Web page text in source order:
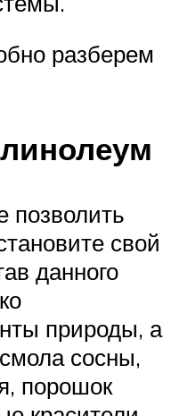
разберем
позволить
свой
данного
природы, а
сосны,
порошок